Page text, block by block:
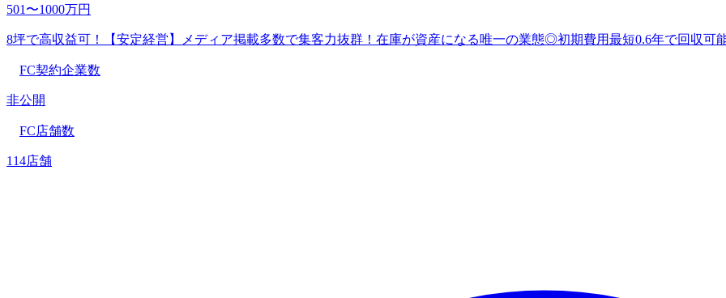
501〜1000万円
8坪で高収益可！【安定経営】メディア掲載多数で集客力抜群！在庫が資産になる唯一の業態◎初期費用最短0.6年で回収可
FC契約企業数
非公開
FC店舗数
114店舗